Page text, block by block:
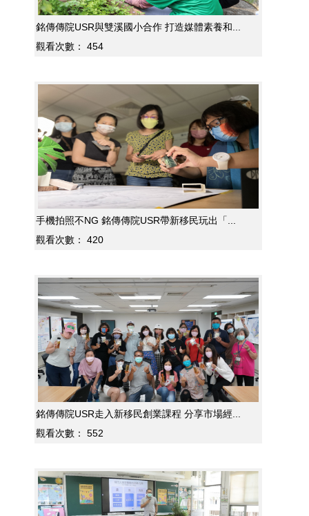
銘傳傳院USR與雙溪國小合作 打造媒體素養和...
觀看次數：
454
手機拍照不NG 銘傳傳院USR帶新移民玩出「...
觀看次數：
420
銘傳傳院USR走入新移民創業課程 分享市場經...
觀看次數：
552